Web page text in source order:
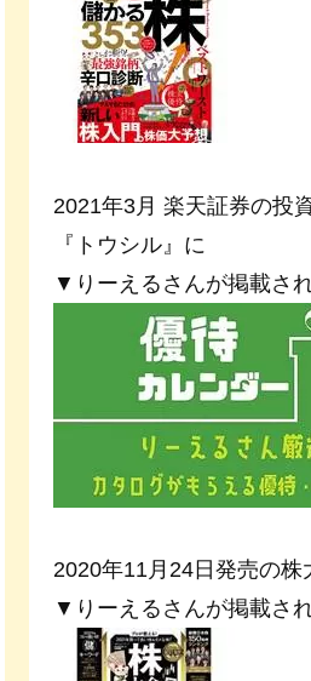
2021年3月 楽天証券の投
『トウシル』に
▼りーえるさんが掲載され
2020年11月24日発売の株
▼りーえるさんが掲載され